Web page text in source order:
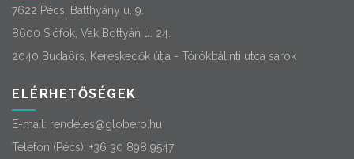
7622 Pécs, Batthyány u. 9.
8600 Siófok, Vak Bottyán u. 24.
2040 Budaörs, Kereskedők útja - Törökbálinti utca sarok
ELÉRHETŐSÉGEK
E-mail: rendeles@globero.hu
Telefon (Pécs): +36 30 898 9547